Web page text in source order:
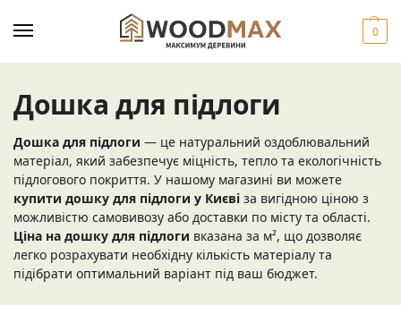
0
Дошка для підлоги
Дошка для підлоги — це натуральний оздоблювальний
матеріал, який забезпечує міцність, тепло та екологічність
підлогового покриття. У нашому магазині ви можете
купити дошку для підлоги у Києві за вигідною ціною з
можливістю самовивозу або доставки по місту та області.
Ціна на дошку для підлоги вказана за м², що дозволяє
легко розрахувати необхідну кількість матеріалу та
підібрати оптимальний варіант під ваш бюджет.